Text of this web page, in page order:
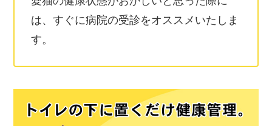
は、すぐに病院の受診をオススメいたしま
す。